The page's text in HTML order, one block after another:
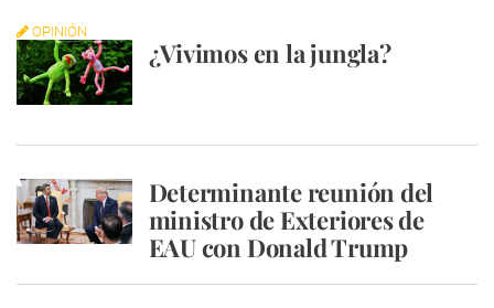
OPINIÓN
¿Vivimos en la jungla?
Determinante reunión del
ministro de Exteriores de
EAU con Donald Trump